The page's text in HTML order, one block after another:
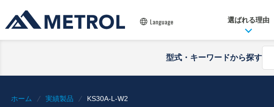
Language 選ばれる理由
型式・キーワードから探す
ホーム 実績製品 KS30A-L-W2